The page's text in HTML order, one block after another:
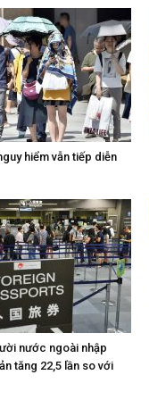
hiểm vẫn tiếp diễn
nước ngoài nhập
tăng 22,5 lần so với